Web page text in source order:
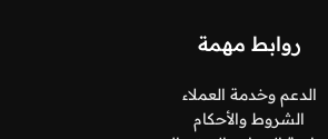
روابط مهمة
الدعم وخدمة العملاء
الشروط والأحكام